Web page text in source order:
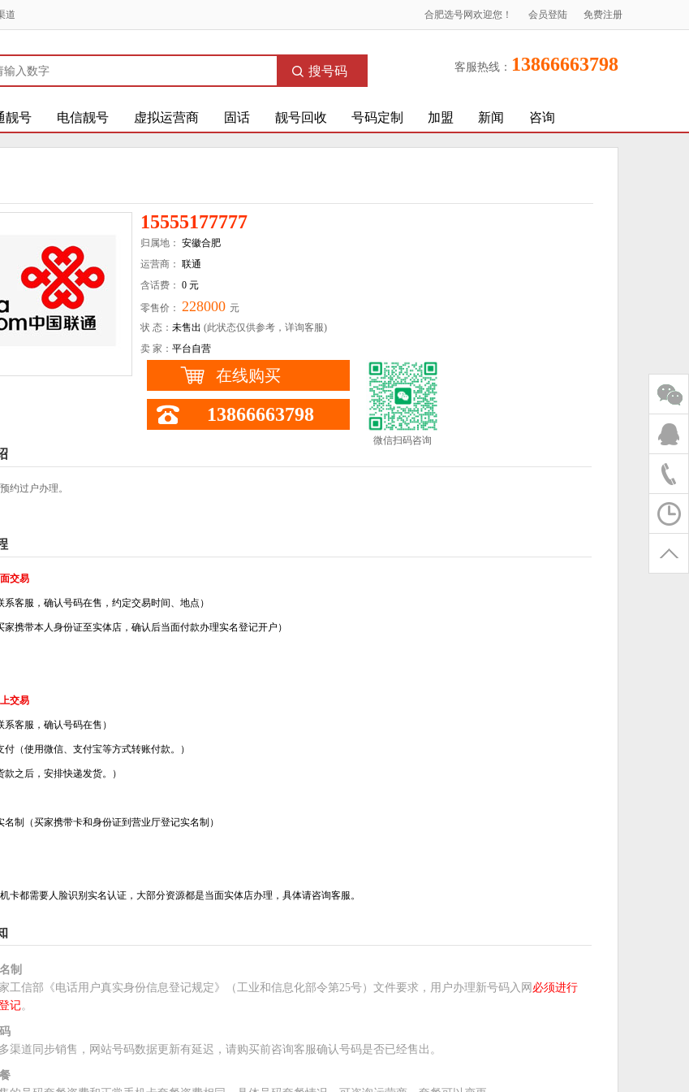
合肥选号网欢迎您！ 会员登陆 免费注册
道
搜号码 客服热线： 13866663798
靓号 电信靓号 虚拟运营商 固话 靓号回收 号码定制 加盟 新闻 咨询
15555177777
归属地： 安徽合肥
运营商： 联通
含话费： 0 元
零售价： 228000 元
状 态： 未售出 (此状态仅供参考，详询客服)
卖 家： 平台自营
在线购买
13866663798
微信扫码咨询
约过户办理。
交易
系客服，确认号码在售，约定交易时间、地点）
家携带本人身份证至实体店，确认后当面付款办理实名登记开户）
交易
系客服，确认号码在售）
付（使用微信、支付宝等方式转账付款。）
之后，安排快递发货。）
名制（买家携带卡和身份证到营业厅登记实名制）
卡都需要人脸识别实名认证，大部分资源都是当面实体店办理，具体请咨询客服。
制
工信部《电话用户真实身份信息登记规定》（工业和信息化部令第25号）文件要求，用户办理新号码入网 必须进行
记。
渠道同步销售，网站号码数据更新有延迟，请购买前咨询客服确认号码是否已经售出。